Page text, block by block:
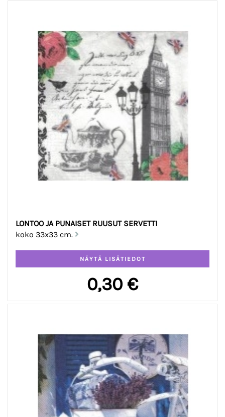
LONTOO JA PUNAISET RUUSUT SERVETTI
koko 33x33 cm.
0,30 €